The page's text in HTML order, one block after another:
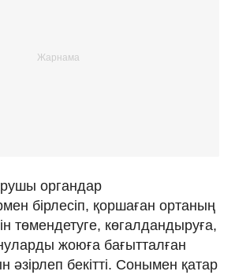
органдар
бірлесіп, қоршаған ортаның
төмендетуге, көгалдандыруға,
жоюға бағытталған
бекітті. Сонымен қатар